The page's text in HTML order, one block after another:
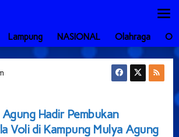
Lampung NASIONAL Olahraga
Pembukan
Turnamen
Hadir Pembukan
Voli di Kampung Mulya Agung